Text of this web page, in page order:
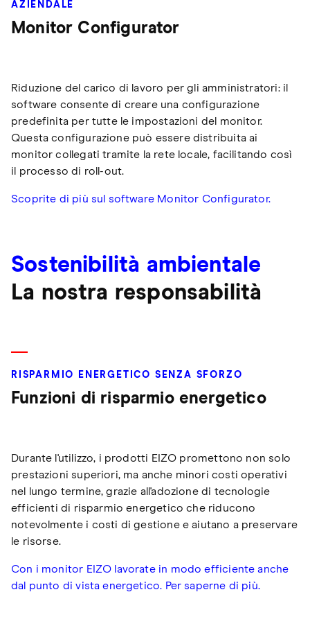
AZIENDALE
Monitor Configurator
Riduzione del carico di lavoro per gli amministratori: il
software consente di creare una configurazione
predefinita per tutte le impostazioni del monitor.
Questa configurazione può essere distribuita ai
monitor collegati tramite la rete locale, facilitando così
il processo di roll-out.
Scoprite di più sul software Monitor Configurator.
Sostenibilità ambientale
La nostra responsabilità
RISPARMIO ENERGETICO SENZA SFORZO
Funzioni di risparmio energetico
Durante l'utilizzo, i prodotti EIZO promettono non solo
prestazioni superiori, ma anche minori costi operativi
nel lungo termine, grazie all'adozione di tecnologie
efficienti di risparmio energetico che riducono
notevolmente i costi di gestione e aiutano a preservare
le risorse.
Con i monitor EIZO lavorate in modo efficiente anche
dal punto di vista energetico. Per saperne di più.